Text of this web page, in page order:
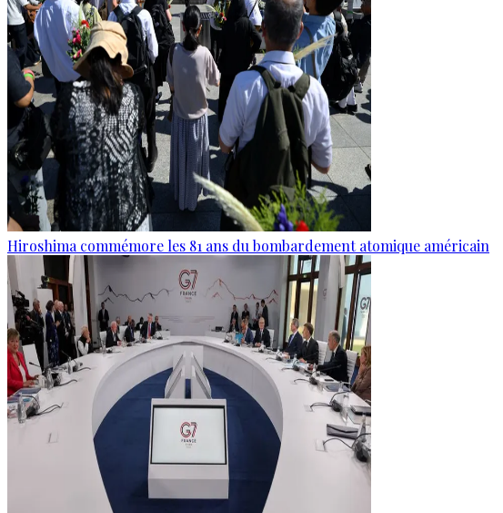
Hiroshima commémore les 81 ans du bombardement atomique américain